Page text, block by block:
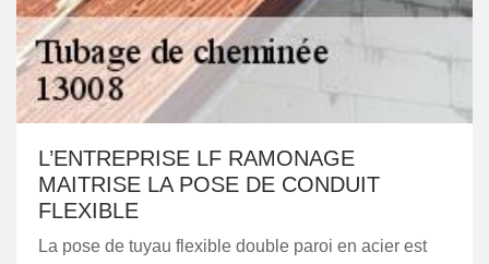
L’ENTREPRISE LF RAMONAGE
MAITRISE LA POSE DE CONDUIT
FLEXIBLE
La pose de tuyau flexible double paroi en acier est